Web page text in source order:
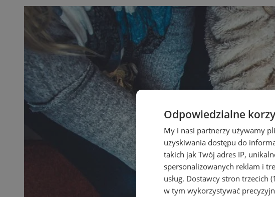
Odpowiedzialne
My i nasi partnerzy używamy
uzyskiwania dostępu do
takich jak Twój adres IP,
spersonalizowanych reklam i
usług. Dostawcy stron trzecich
w tym wykorzystywać